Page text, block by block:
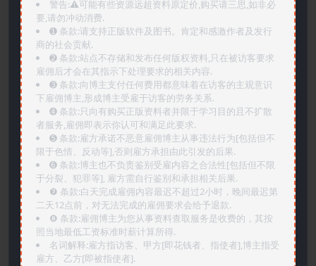
警告:⚠️可能有些资源远超资料原定价,购买请三思,如非必
要,请勿冲动消费.
➊️ 条款:请支持正版软件及图书。肯定和感激作者及发行
商的社会贡献.
➋️ 条款:站点不存储和发布任何版权资料,只在被访客要求
雇佣后才会在其指示下处理要求的相关内容.
➌️ 条款:向博主支付任何费用都意味着在访客的主观意识
下雇佣博主,形成博主受雇于访客的劳务关系.
➍️ 条款:只向有购买正版资料者并限于学习目的且不扩散
者服务,雇佣即表示你认可和满足此要求.
➎ 条款:雇方承诺不恶意雇佣博主从事违法行为[包括但不
限于色情、反动等],否则雇方承担由此引发的后果.
➏️ 条款:博主也不负责鉴别受雇内容之合法性[包括但不限
于分裂、犯罪等], 雇方需自行鉴别和承担相关后果.
❼ 条款:白天完成雇佣内容最迟不超过2小时，晚间最迟第
二天12点前，对无法完成的雇佣要求会给予退款.
❽ 条款:雇佣博主为您从事资料查取服务是收费的，其按
照当地最低工资标准时薪计算所得.
名词解释:雇方指访客、甲方[即花钱者、指使者],博主指受
雇方、乙方[即被指使者].